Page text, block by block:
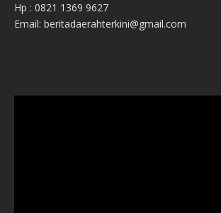
Hp : 0821 1369 9627
Email: beritadaerahterkini@gmail.com